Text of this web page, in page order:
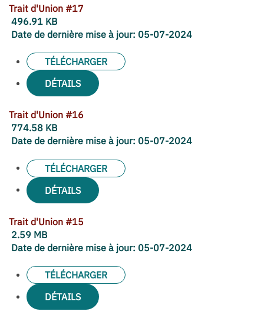
Trait d'Union #17
496.91 KB
Date de dernière mise à jour: 05-07-2024
TÉLÉCHARGER
DÉTAILS
Trait d'Union #16
774.58 KB
Date de dernière mise à jour: 05-07-2024
TÉLÉCHARGER
DÉTAILS
Trait d'Union #15
2.59 MB
Date de dernière mise à jour: 05-07-2024
TÉLÉCHARGER
DÉTAILS